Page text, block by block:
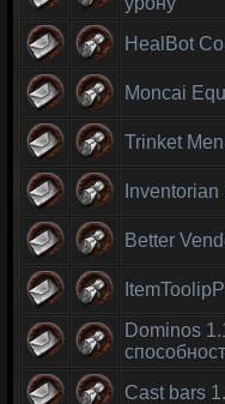
HealBot
Moncai
Trinket
Better
Dominos
Cast bars